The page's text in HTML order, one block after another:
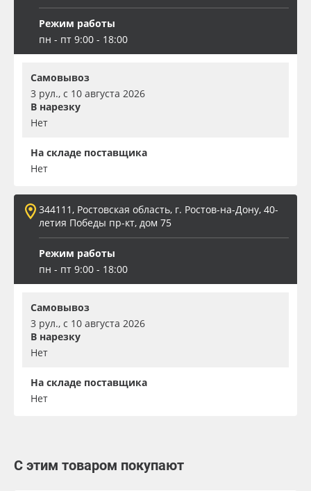
Режим работы
пн - пт 9:00 - 18:00
Самовывоз
3 рул., с 10 августа 2026
В нарезку
Нет
На складе поставщика
Нет
344111, Ростовская область, г. Ростов-на-Дону, 40-
летия Победы пр-кт, дом 75
Режим работы
пн - пт 9:00 - 18:00
Самовывоз
3 рул., с 10 августа 2026
В нарезку
Нет
На складе поставщика
Нет
С этим товаром покупают